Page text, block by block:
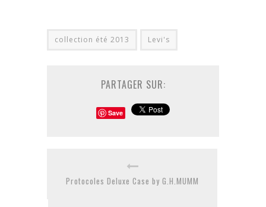
collection été 2013 Levi's
PARTAGER SUR:
Save
Protocoles Deluxe Case by G.H.MUMM